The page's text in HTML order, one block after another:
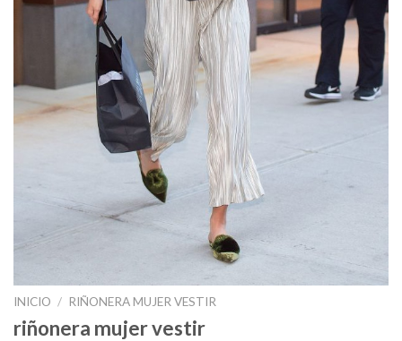
INICIO / RIÑONERA MUJER VESTIR
riñonera mujer vestir